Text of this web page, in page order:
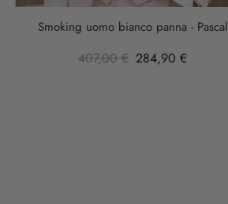
Smoking uomo bianco panna - Pascal
407,00 € 284,90 €